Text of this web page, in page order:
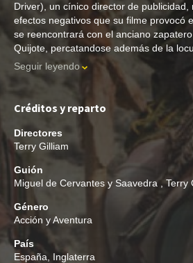
Driver), un cínico director de publicidad,
efectos negativos que su filme provocó
se reencontrará con el anciano
Quijote, percatandose además de la
Seguir leyendo
Créditos y reparto
Directores
Terry Gilliam
Guión
Miguel de Cervantes y Saavedra ,Terry
Género
Acción y Aventura
País
España, Inglaterra